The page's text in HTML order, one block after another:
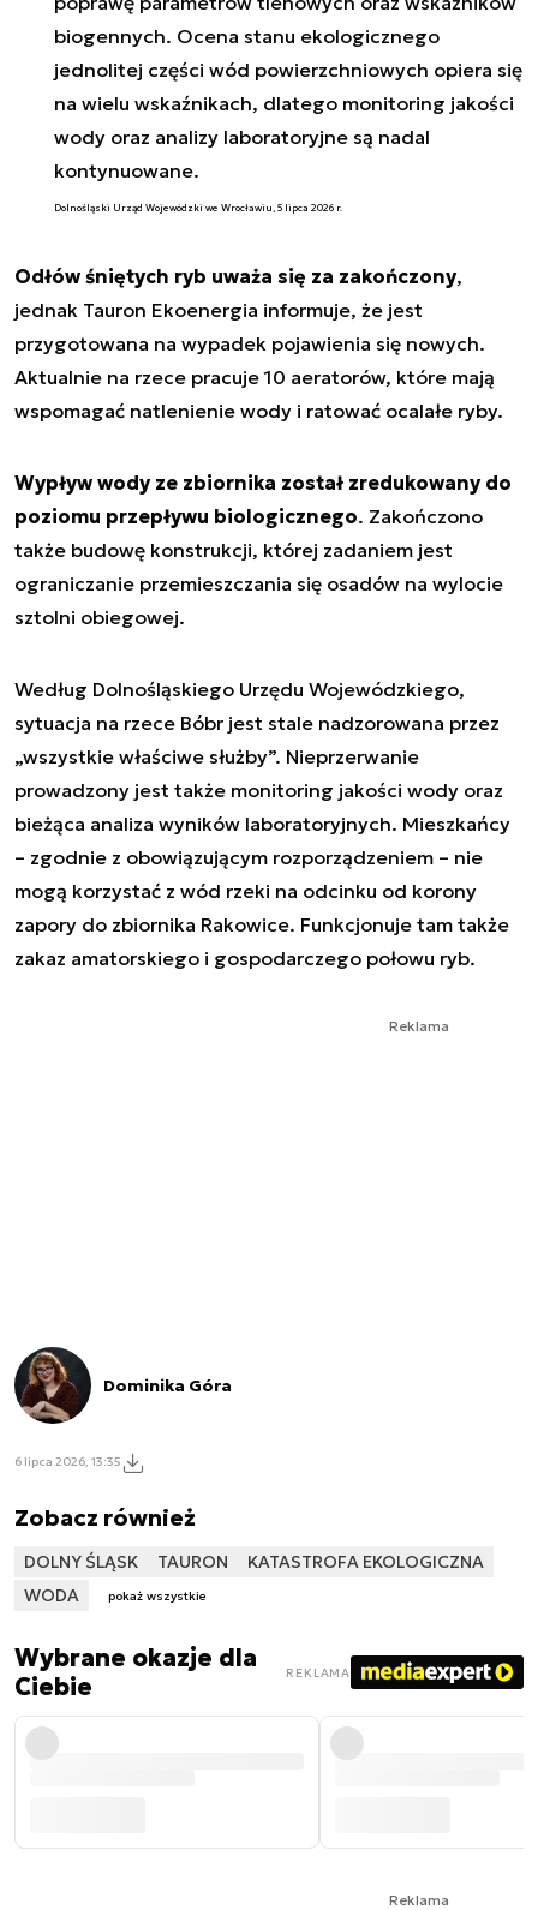
biogennych. Ocena stanu ekologicznego
jednolitej części wód powierzchniowych opiera się
na wielu wskaźnikach, dlatego monitoring jakości
wody oraz analizy laboratoryjne są nadal
kontynuowane.
Dolnośląski Urząd Wojewódzki we Wrocławiu, 5 lipca 2026 r.
Odłów śniętych ryb uważa się za zakończony,
jednak Tauron Ekoenergia informuje, że jest
przygotowana na wypadek pojawienia się nowych.
Aktualnie na rzece pracuje 10 aeratorów, które mają
wspomagać natlenienie wody i ratować ocalałe ryby.
Wypływ wody ze zbiornika został zredukowany do
poziomu przepływu biologicznego. Zakończono
także budowę konstrukcji, której zadaniem jest
ograniczanie przemieszczania się osadów na wylocie
sztolni obiegowej.
Według Dolnośląskiego Urzędu Wojewódzkiego,
sytuacja na rzece Bóbr jest stale nadzorowana przez
„wszystkie właściwe służby”. Nieprzerwanie
prowadzony jest także monitoring jakości wody oraz
bieżąca analiza wyników laboratoryjnych. Mieszkańcy
– zgodnie z obowiązującym rozporządzeniem – nie
mogą korzystać z wód rzeki na odcinku od korony
zapory do zbiornika Rakowice. Funkcjonuje tam także
zakaz amatorskiego i gospodarczego połowu ryb.
Reklama
Dominika Góra
6 lipca 2026, 13:35
Zobacz również
DOLNY ŚLĄSK TAURON
KATASTROFA EKOLOGICZNA
WODA
pokaż wszystkie
Wybrane okazje dla
Ciebie
REKLAMA
Reklama